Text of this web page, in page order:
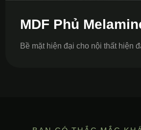
MDF Phủ
Bề mặt hiện đại cho nội thất hiện